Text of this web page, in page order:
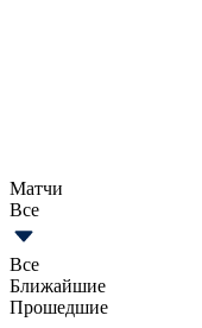
Матчи
Все
Все
Ближайшие
Прошедшие